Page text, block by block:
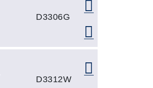
D3306G
D3312W